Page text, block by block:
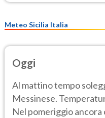
Meteo Sicilia Italia
Oggi
Al mattino tempo
Messinese.
Nel pomeriggio ancora